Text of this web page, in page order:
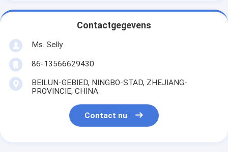
Contactgegevens
Ms. Selly
86-13566629430
BEILUN-GEBIED, NINGBO-STAD, ZHEJIANG-
PROVINCIE, CHINA
Contact nu